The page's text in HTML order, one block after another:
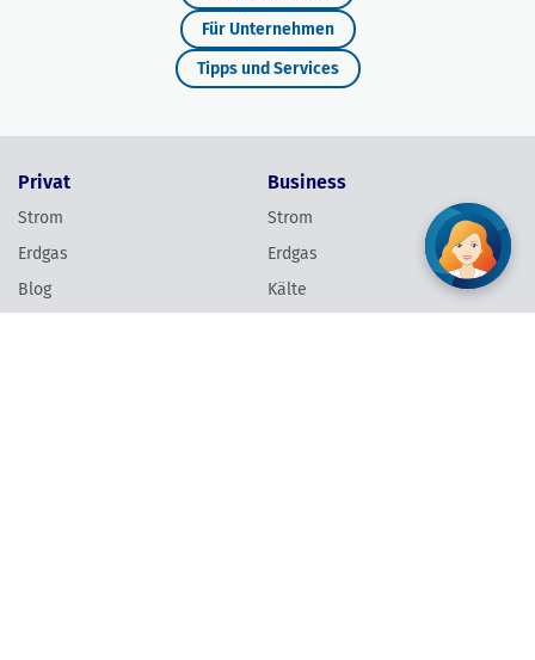
Für Unternehmen
Tipps und Services
Privat
Strom
Erdgas
Blog
Business
Strom
Erdgas
Kälte